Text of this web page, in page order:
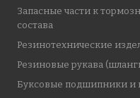
Запасные части к
состава
Резинотехнические
Резиновые рукава
Буксовые подшипники и